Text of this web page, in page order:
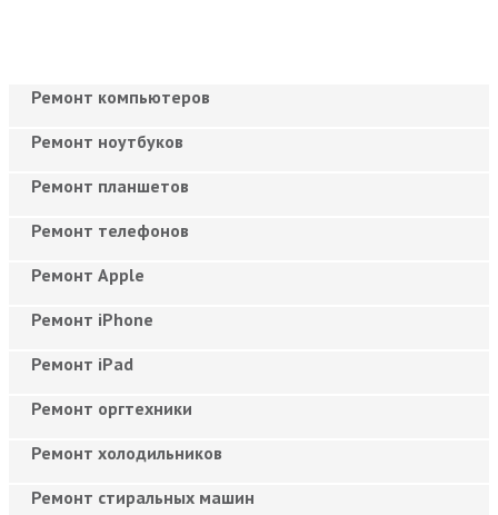
Ремонт компьютеров
Ремонт ноутбуков
Ремонт планшетов
Ремонт телефонов
Ремонт Apple
Ремонт iPhone
Ремонт iPad
Ремонт оргтехники
Ремонт холодильников
Ремонт стиральных машин